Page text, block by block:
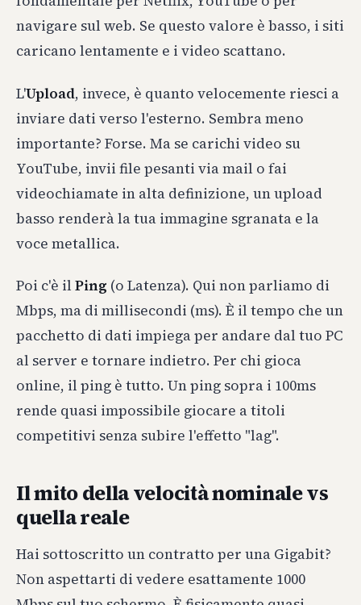
navigare sul web. Se questo valore è basso, i siti
caricano lentamente e i video scattano.
L'Upload, invece, è quanto velocemente riesci a
inviare dati verso l'esterno. Sembra meno
importante? Forse. Ma se carichi video su
YouTube, invii file pesanti via mail o fai
videochiamate in alta definizione, un upload
basso renderà la tua immagine sgranata e la
voce metallica.
Poi c'è il Ping (o Latenza). Qui non parliamo di
Mbps, ma di millisecondi (ms). È il tempo che un
pacchetto di dati impiega per andare dal tuo PC
al server e tornare indietro. Per chi gioca
online, il ping è tutto. Un ping sopra i 100ms
rende quasi impossibile giocare a titoli
competitivi senza subire l'effetto "lag".
Il mito della velocità nominale vs
quella reale
Hai sottoscritto un contratto per una Gigabit?
Non aspettarti di vedere esattamente 1000